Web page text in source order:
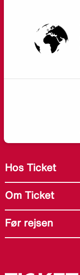
Hos Ticket
Om Ticket
Før rejsen